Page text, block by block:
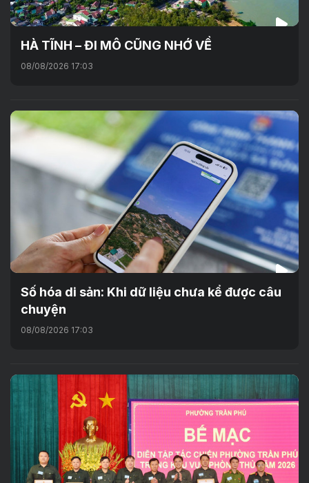
HÀ TĨNH – ĐI MÔ CŨNG NHỚ VỀ
08/08/2026 17:03
Số hóa di sản: Khi dữ liệu chưa kể được câu
chuyện
08/08/2026 17:03